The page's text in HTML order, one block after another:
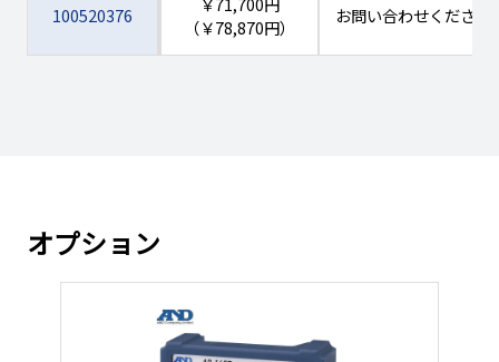
100520376
（￥78,870円）
お問い合わせください
100520379
（￥99,976円）
オプション